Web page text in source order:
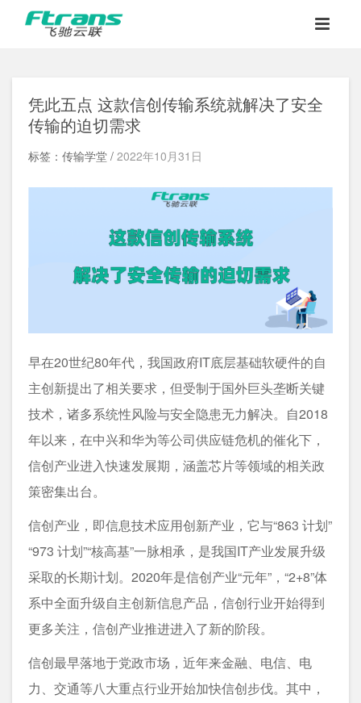
凭此五点 这款信创传输系统就解决了安全
传输的迫切需求
标签：传输学堂 / 2022年10月31日
早在20世纪80年代，我国政府IT底层基础软硬件的自
主创新提出了相关要求，但受制于国外巨头垄断关键
技术，诸多系统性风险与安全隐患无力解决。自2018
年以来，在中兴和华为等公司供应链危机的催化下，
信创产业进入快速发展期，涵盖芯片等领域的相关政
策密集出台。
信创产业，即信息技术应用创新产业，它与“863 计划”
“973 计划”“核高基”一脉相承，是我国IT产业发展升级
采取的长期计划。2020年是信创产业“元年”，“2+8”体
系中全面升级自主创新信息产品，信创行业开始得到
更多关注，信创产业推进进入了新的阶段。
信创最早落地于党政市场，近年来金融、电信、电
力、交通等八大重点行业开始加快信创步伐。其中，